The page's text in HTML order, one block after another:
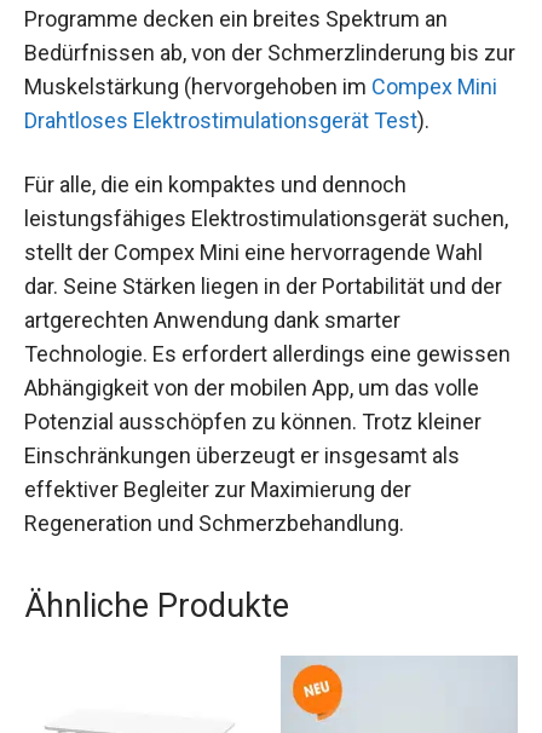
Programme decken ein breites Spektrum an
Bedürfnissen ab, von der Schmerzlinderung bis zur
Muskelstärkung (hervorgehoben im Compex Mini
Drahtloses Elektrostimulationsgerät Test).
Für alle, die ein kompaktes und dennoch
leistungsfähiges Elektrostimulationsgerät suchen,
stellt der Compex Mini eine hervorragende Wahl
dar. Seine Stärken liegen in der Portabilität und der
artgerechten Anwendung dank smarter
Technologie. Es erfordert allerdings eine gewissen
Abhängigkeit von der mobilen App, um das volle
Potenzial ausschöpfen zu können. Trotz kleiner
Einschränkungen überzeugt er insgesamt als
effektiver Begleiter zur Maximierung der
Regeneration und Schmerzbehandlung.
Ähnliche Produkte